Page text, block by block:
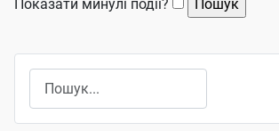
Показати минулі події?